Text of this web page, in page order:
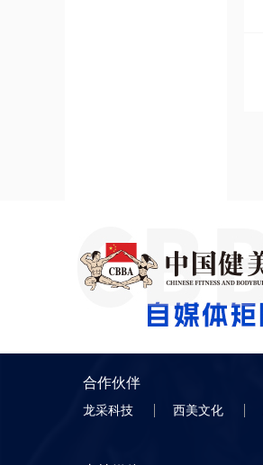
合作伙伴
龙采科技 西美文化